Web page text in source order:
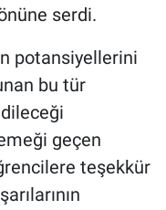
serdi.
potansiyellerini
bu tür
geçen
teşekkür